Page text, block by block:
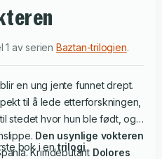
1 av serien Baztan-trilogien.
en ung jente funnet drept.
til å lede etterforskningen,
stedet hvor hun ble født, og
Den usynlige vokteren
Krimdebutant Dolores
bok i entrilogi.